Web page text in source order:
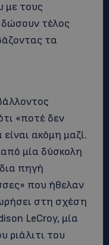
με τους
τέλος
τα
«ποτέ δεν
ακόμη μαζί.
μία δύσκολη
πηγή
που ήθελαν
στη σχέση
LeCroy, μία
ριάλιτι του